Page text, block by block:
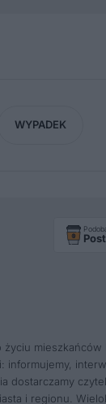
WYPADEK
mieszkańców
informujemy,
dostarczamy
i regionu.